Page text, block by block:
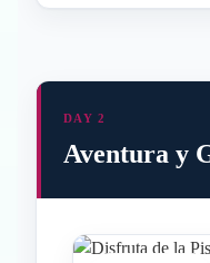
DAY 2
Aventura y